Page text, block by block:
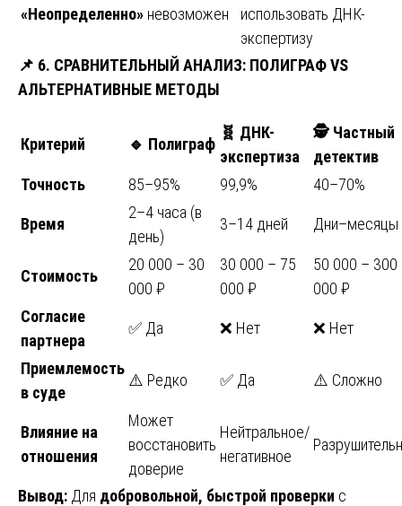
«Неопределенно» невозможен
использовать ДНК-
экспертизу
📌 6. СРАВНИТЕЛЬНЫЙ АНАЛИЗ: ПОЛИГРАФ VS
АЛЬТЕРНАТИВНЫЕ МЕТОДЫ
Критерий 🔹 Полиграф
🧬 ДНК-
экспертиза
🕵️ Частный
детектив
Точность
85–95% 99,9% 40–70%
Время
2–4 часа (в
день)
3–14 дней Дни–месяцы
Стоимость
20 000 – 30
000 ₽
30 000 – 75
000 ₽
50 000 – 300
000 ₽
Согласие
партнера
✅ Да ❌ Нет ❌ Нет
Приемлемость
в суде
⚠️ Редко ✅ Да ⚠️ Сложно
Влияние на
отношения
Может
восстановить
доверие
Нейтральное/
негативное
Вывод: Для добровольной, быстрой проверки с